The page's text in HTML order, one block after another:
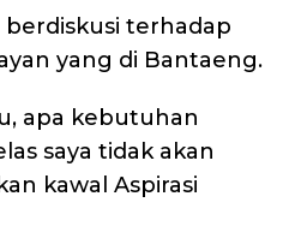
berdiskusi terhadap
yang di Bantaeng.
apa kebutuhan
saya tidak akan
kawal Aspirasi